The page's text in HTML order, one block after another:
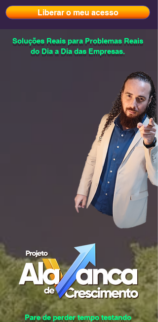
Liberar o meu acesso
Soluções Reais para Problemas Reais
do Dia a Dia das Empresas.
Pare de perder tempo testando